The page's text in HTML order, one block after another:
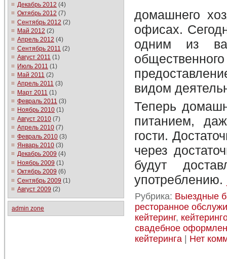
Декабрь 2012 (4)
Октябрь 2012 (7)
Сентябрь 2012 (2)
Май 2012 (2)
Апрель 2012 (4)
Сентябрь 2011 (2)
Август 2011 (1)
Июль 2011 (1)
Май 2011 (2)
Апрель 2011 (3)
Март 2011 (1)
Февраль 2011 (3)
Ноябрь 2010 (1)
Август 2010 (7)
Апрель 2010 (7)
Февраль 2010 (3)
Январь 2010 (3)
Декабрь 2009 (4)
Ноябрь 2009 (1)
Октябрь 2009 (6)
Сентябрь 2009 (1)
Август 2009 (2)
admin zone
домашнего
офисах.
одним из
видом
Теперь
питанием,
гости.
через
будут
употреблению.
Рубрика: Выездные
ресторанное
кейтеринг,
свадебное
кейтеринга
Нет